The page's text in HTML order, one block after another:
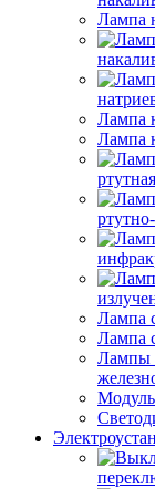
Лампа
Лампа
Лампа
Лампа
Лампа
Лампы